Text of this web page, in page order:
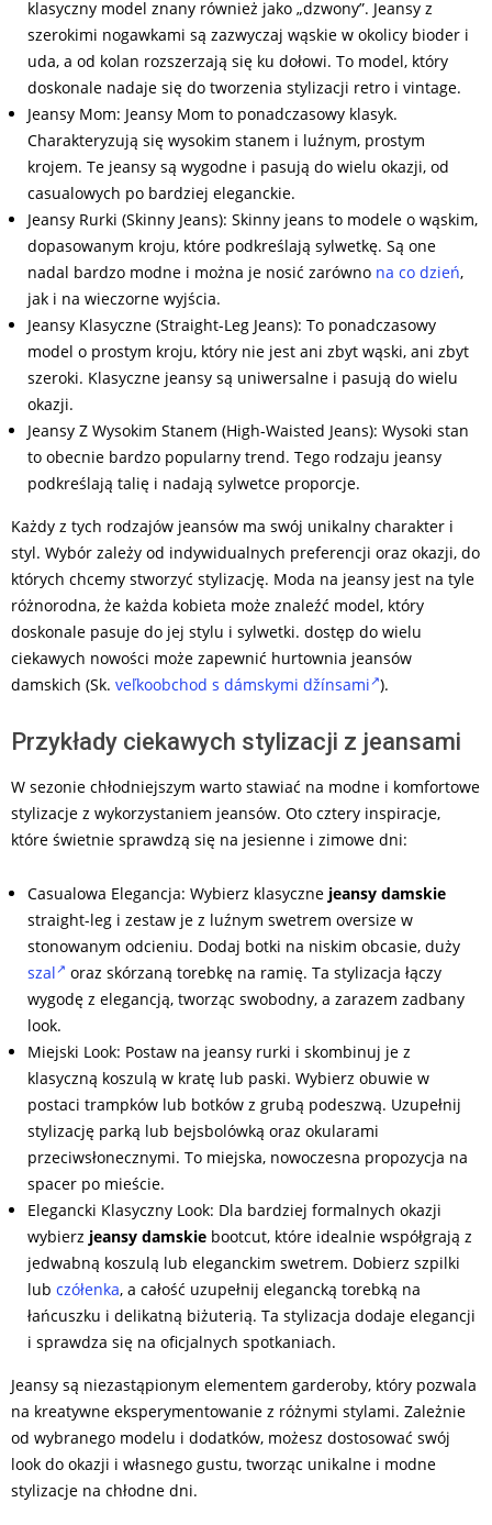
klasyczny model znany również jako „dzwony”. Jeansy z
szerokimi nogawkami są zazwyczaj wąskie w okolicy bioder i
uda, a od kolan rozszerzają się ku dołowi. To model, który
doskonale nadaje się do tworzenia stylizacji retro i vintage.
Jeansy Mom: Jeansy Mom to ponadczasowy klasyk.
Charakteryzują się wysokim stanem i luźnym, prostym
krojem. Te jeansy są wygodne i pasują do wielu okazji, od
casualowych po bardziej eleganckie.
Jeansy Rurki (Skinny Jeans): Skinny jeans to modele o wąskim,
dopasowanym kroju, które podkreślają sylwetkę. Są one
nadal bardzo modne i można je nosić zarówno na co dzień,
jak i na wieczorne wyjścia.
Jeansy Klasyczne (Straight-Leg Jeans): To ponadczasowy
model o prostym kroju, który nie jest ani zbyt wąski, ani zbyt
szeroki. Klasyczne jeansy są uniwersalne i pasują do wielu
okazji.
Jeansy Z Wysokim Stanem (High-Waisted Jeans): Wysoki stan
to obecnie bardzo popularny trend. Tego rodzaju jeansy
podkreślają talię i nadają sylwetce proporcje.
Każdy z tych rodzajów jeansów ma swój unikalny charakter i
styl. Wybór zależy od indywidualnych preferencji oraz okazji, do
których chcemy stworzyć stylizację. Moda na jeansy jest na tyle
różnorodna, że każda kobieta może znaleźć model, który
doskonale pasuje do jej stylu i sylwetki. dostęp do wielu
ciekawych nowości może zapewnić hurtownia jeansów
damskich (Sk. veľkoobchod s dámskymi džínsami ).
Przykłady ciekawych stylizacji z jeansami
W sezonie chłodniejszym warto stawiać na modne i komfortowe
stylizacje z wykorzystaniem jeansów. Oto cztery inspiracje,
które świetnie sprawdzą się na jesienne i zimowe dni:
Casualowa Elegancja: Wybierz klasyczne jeansy damskie
straight-leg i zestaw je z luźnym swetrem oversize w
stonowanym odcieniu. Dodaj botki na niskim obcasie, duży
szal
oraz skórzaną torebkę na ramię. Ta stylizacja łączy
wygodę z elegancją, tworząc swobodny, a zarazem zadbany
look.
Miejski Look: Postaw na jeansy rurki i skombinuj je z
klasyczną koszulą w kratę lub paski. Wybierz obuwie w
postaci trampków lub botków z grubą podeszwą. Uzupełnij
stylizację parką lub bejsbolówką oraz okularami
przeciwsłonecznymi. To miejska, nowoczesna propozycja na
spacer po mieście.
Elegancki Klasyczny Look: Dla bardziej formalnych okazji
wybierz jeansy damskie bootcut, które idealnie współgrają z
jedwabną koszulą lub eleganckim swetrem. Dobierz szpilki
lub czółenka, a całość uzupełnij elegancką torebką na
łańcuszku i delikatną biżuterią. Ta stylizacja dodaje elegancji
i sprawdza się na oficjalnych spotkaniach.
Jeansy są niezastąpionym elementem garderoby, który pozwala
na kreatywne eksperymentowanie z różnymi stylami. Zależnie
od wybranego modelu i dodatków, możesz dostosować swój
look do okazji i własnego gustu, tworząc unikalne i modne
stylizacje na chłodne dni.